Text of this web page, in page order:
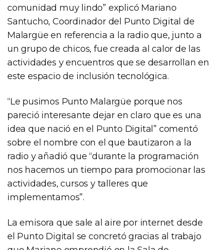
comunidad muy lindo” explicó Mariano
Santucho, Coordinador del Punto Digital de
Malargüe en referencia a la radio que, junto a
un grupo de chicos, fue creada al calor de las
actividades y encuentros que se desarrollan en
este espacio de inclusión tecnológica.
“Le pusimos Punto Malargüe porque nos
pareció interesante dejar en claro que es una
idea que nació en el Punto Digital” comentó
sobre el nombre con el que bautizaron a la
radio y añadió que “durante la programación
nos hacemos un tiempo para promocionar las
actividades, cursos y talleres que
implementamos”.
La emisora que sale al aire por internet desde
el Punto Digital se concretó gracias al trabajo